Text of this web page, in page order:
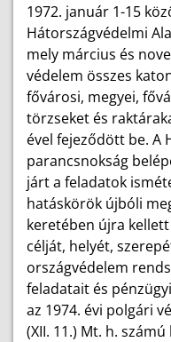
1972. január 1-15
Hátországvédelmi
mely március és
védelem összes
fővárosi, megyei,
törzseket és
ével fejeződött be. A
parancsnokság
járt a feladatok
hatáskörök újbóli
keretében újra
célját, helyét,
országvédelem
feladatait és
az 1974. évi polgári
(XII. 11.) Mt. h.